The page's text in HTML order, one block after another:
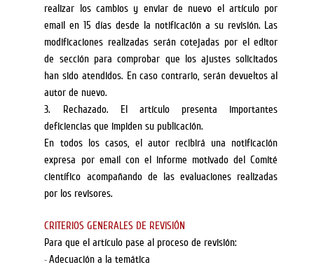
realizar los cambios y enviar de nuevo el artículo por
email en 15 días desde la notificación a su revisión. Las
modificaciones realizadas serán cotejadas por el editor
de sección para comprobar que los ajustes solicitados
han sido atendidos. En caso contrario, serán devueltos al
autor de nuevo.
3. Rechazado. El artículo presenta importantes
deficiencias que impiden su publicación.
En todos los casos, el autor recibirá una notificación
expresa por email con el informe motivado del Comité
científico acompañando de las evaluaciones realizadas
por los revisores.
CRITERIOS GENERALES DE REVISIÓN
Para que el artículo pase al proceso de revisión:
-Adecuación a la temática